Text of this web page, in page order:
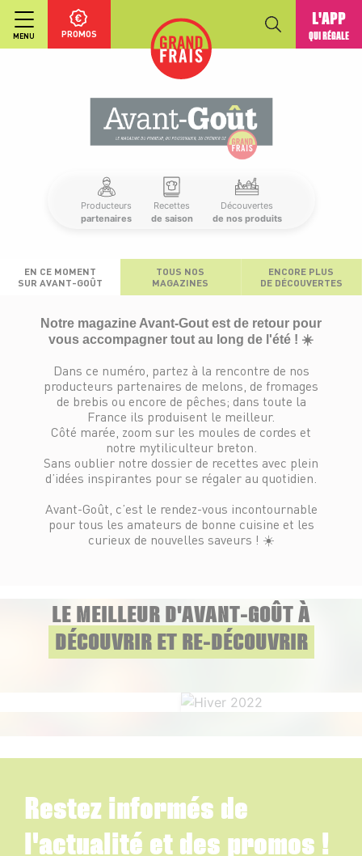
MENU PROMOS
L'APP
QUI RÉGALE
Producteurs
partenaires
Recettes
de saison
Découvertes
de nos produits
EN CE MOMENT
SUR AVANT-GOÛT
TOUS NOS
MAGAZINES
ENCORE PLUS
DE DÉCOUVERTES
Notre magazine Avant-Gout est de retour pour
vous accompagner tout au long de l'été ! ☀️
Dans ce numéro, partez à la rencontre de nos
producteurs partenaires de melons, de fromages
de brebis ou encore de pêches; dans toute la
France ils produisent le meilleur.
Côté marée, zoom sur les moules de cordes et
notre mytiliculteur breton.
Sans oublier notre dossier de recettes avec plein
d’idées inspirantes pour se régaler au quotidien.
Avant-Goût, c’est le rendez-vous incontournable
pour tous les amateurs de bonne cuisine et les
curieux de nouvelles saveurs ! ☀️
LE MEILLEUR D'AVANT-GOÛT À
DÉCOUVRIR ET RE-DÉCOUVRIR
Restez informés de
l'actualité et des promos !